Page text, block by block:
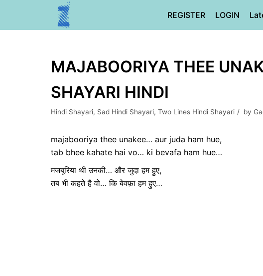
REGISTER LOGIN
MAJABOORIYA THEE
SHAYARI HINDI
Hindi Shayari, Sad Hindi Shayari, Two Lines Hindi Shayari by
majabooriya thee unakee… aur juda ham hue,
tab bhee kahate hai vo… ki bevafa ham hue…
मजबूरिया थी उनकी… और जुदा हम हुए,
तब भी कहते है वो… कि बेवफ़ा हम हुए…